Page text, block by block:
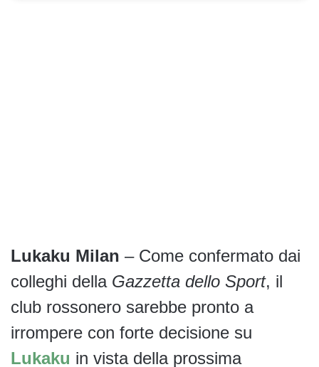
Lukaku Milan – Come confermato dai
colleghi dellaGazzetta dello Sport, il
club rossonero sarebbe pronto a
irrompere con forte decisione su
Lukaku in vista della prossima